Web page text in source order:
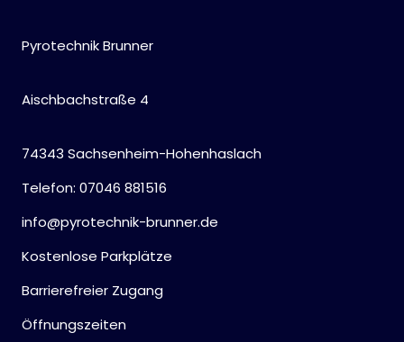
Pyrotechnik Brunner
Aischbachstraße 4
74343 Sachsenheim-Hohenhaslach
Telefon: 07046 881516
info@pyrotechnik-brunner.de
Kostenlose Parkplätze
Barrierefreier Zugang
Öffnungszeiten